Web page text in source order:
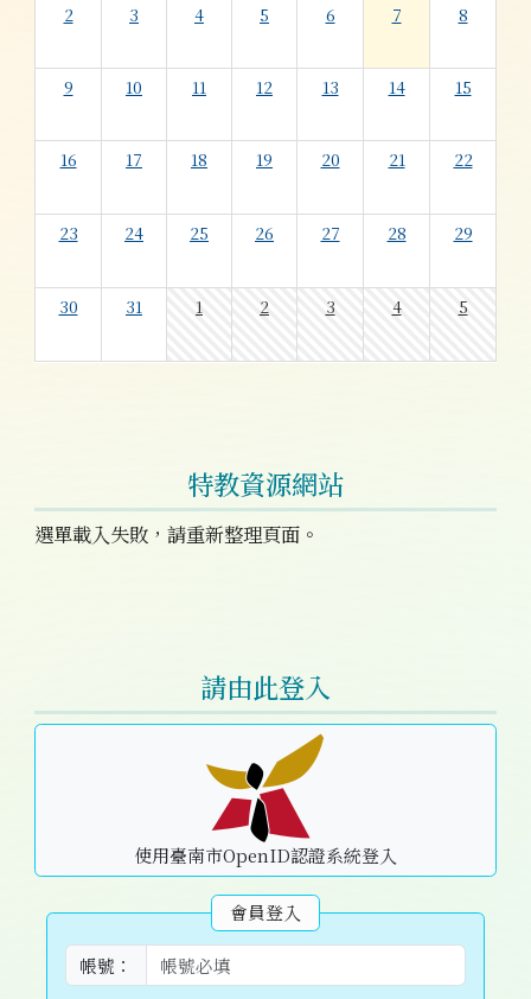
2 3 4 5 6 7 8
9 10 11 12 13 14 15
16 17 18 19 20 21 22
23 24 25 26 27 28 29
30 31 1 2 3 4 5
特教資源網站
選單載入失敗，請重新整理頁面。
請由此登入
使用臺南市OpenID認證系統登入
會員登入
帳號：